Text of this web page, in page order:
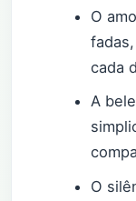
O
cada
A
O